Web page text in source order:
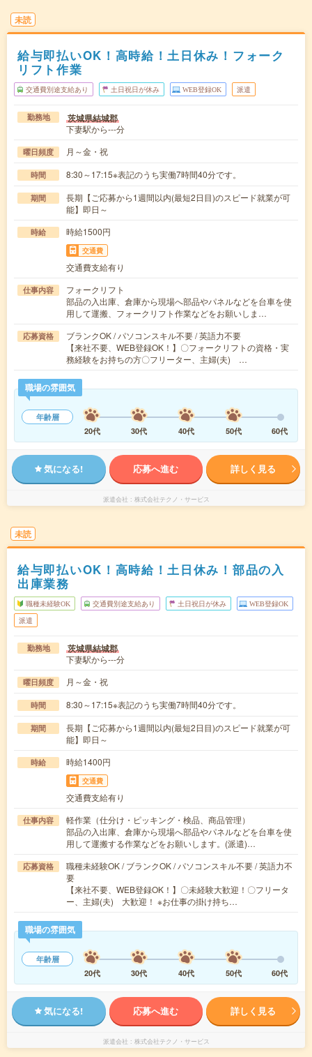
未読
給与即払いOK！高時給！土日休み！フォーク
リフト作業
交通費別途支給あり 土日祝日が休み WEB登録OK 派遣
勤務地 茨城県結城郡
下妻駅から---分
曜日頻度 月～金・祝
時間 8:30～17:15※表記のうち実働7時間40分です。
期間
長期【ご応募から1週間以内(最短2日目)のスピード就業が可
能】即日～
時給 時給1500円
交通費
交通費支給有り
仕事内容
フォークリフト
部品の入出庫、倉庫から現場へ部品やパネルなどを台車を使
用して運搬、フォークリフト作業などをお願いしま…
応募資格
ブランクOK / パソコンスキル不要 / 英語力不要
【来社不要、WEB登録OK！】〇フォークリフトの資格・実
務経験をお持ちの方〇フリーター、主婦(夫) …
職場の雰囲気
年齢層
20代
30代 40代 50代 60代
気になる! 応募へ進む 詳しく見る
派遣会社 株式会社テクノ・サービス
未読
給与即払いOK！高時給！土日休み！部品の入
出庫業務
職種未経験OK 交通費別途支給あり 土日祝日が休み WEB登録OK
派遣
勤務地 茨城県結城郡
下妻駅から---分
曜日頻度 月～金・祝
時間 8:30～17:15※表記のうち実働7時間40分です。
期間
長期【ご応募から1週間以内(最短2日目)のスピード就業が可
能】即日～
時給 時給1400円
交通費
交通費支給有り
仕事内容
軽作業（仕分け・ピッキング・検品、商品管理）
部品の入出庫、倉庫から現場へ部品やパネルなどを台車を使
用して運搬する作業などをお願いします。(派遣)…
応募資格
職種未経験OK / ブランクOK / パソコンスキル不要 / 英語力不
要
【来社不要、WEB登録OK！】〇未経験大歓迎！〇フリータ
ー、主婦(夫) 大歓迎！ ※お仕事の掛け持ち…
職場の雰囲気
年齢層
20代
30代 40代 50代 60代
気になる! 応募へ進む 詳しく見る
派遣会社 株式会社テクノ・サービス